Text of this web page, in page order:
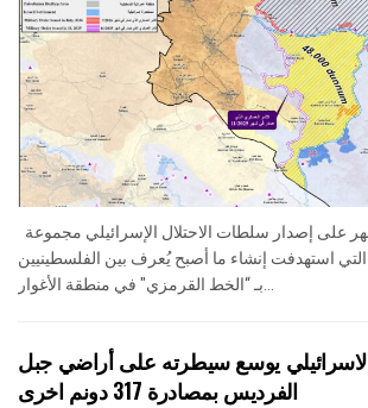
استهدفت إنشاء ما أصبح يُعرف بين الفلسطينيين
بـ “الخط القرمزي" في منطقة الأغوار...
الاسرائيلي يوسع سيطرته على أراضي جبل
الفرديس بمصادرة 317 دونم اخرى